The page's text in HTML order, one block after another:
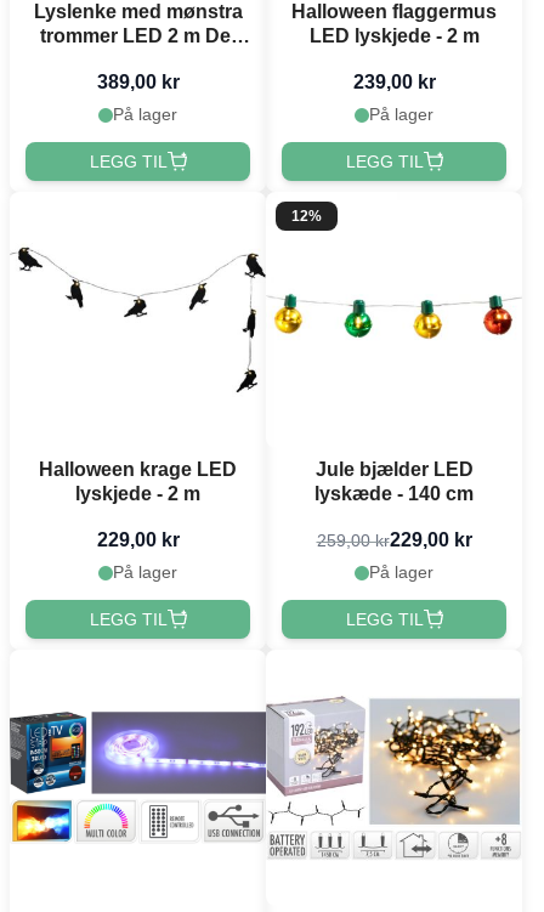
Lyslenke med mønstra
trommer LED 2 m Det
389,00 kr
På lager
LEGG TIL
Halloween flaggermus
LED lyskjede - 2 m
239,00 kr
På lager
LEGG TIL
Halloween krage LED
lyskjede - 2 m
229,00 kr
På lager
LEGG TIL
12%
Jule bjælder LED
lyskæde - 140 cm
259,00 kr229,00 kr
På lager
LEGG TIL